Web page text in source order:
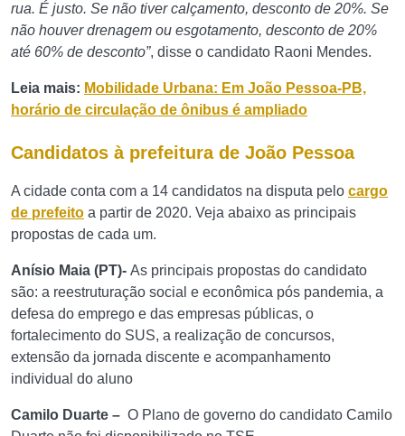
rua. É justo. Se não tiver calçamento, desconto de 20%. Se
não houver drenagem ou esgotamento, desconto de 20%
até 60% de desconto”, disse o candidato Raoni Mendes.
Leia mais: Mobilidade Urbana: Em João Pessoa-PB,
horário de circulação de ônibus é ampliado
Candidatos à prefeitura de João Pessoa
A cidade conta com a 14 candidatos na disputa pelo cargo
de prefeito a partir de 2020. Veja abaixo as principais
propostas de cada um.
Anísio Maia (PT)- As principais propostas do candidato
são: a reestruturação social e econômica pós pandemia, a
defesa do emprego e das empresas públicas, o
fortalecimento do SUS, a realização de concursos,
extensão da jornada discente e acompanhamento
individual do aluno
Camilo Duarte – O Plano de governo do candidato Camilo